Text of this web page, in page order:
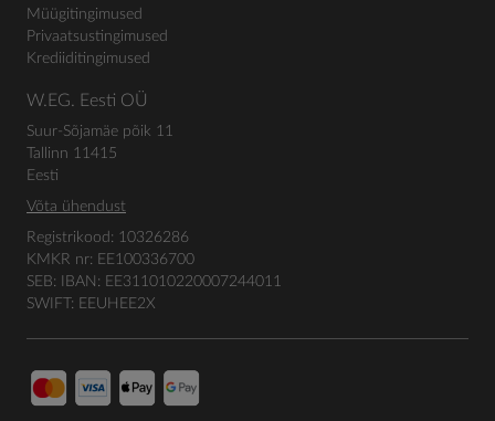
Müügitingimused
Privaatsustingimused
Krediiditingimused
W.EG. Eesti OÜ
Suur-Sõjamäe põik 11
Tallinn 11415
Eesti
Võta ühendust
Registrikood: 10326286
KMKR nr: EE100336700
SEB: IBAN: EE311010220007244011
SWIFT: EEUHEE2X